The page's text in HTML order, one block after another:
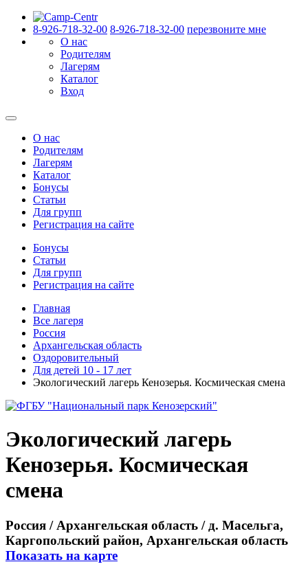
8-926-718-32-00 8-926-718-32-00 перезвоните мне
О нас
Родителям
Лагерям
Каталог
Вход
О нас
Родителям
Лагерям
Каталог
Бонусы
Статьи
Для групп
Регистрация на сайте
Бонусы
Статьи
Для групп
Регистрация на сайте
Главная
Все лагеря
Россия
Архангельская область
Оздоровительный
Для детей 10 - 17 лет
Экологический лагерь Кенозерья. Космическая смена
Экологический лагерь
Кенозерья. Космическая
смена
Россия / Архангельская область / д. Масельга,
Каргопольский район, Архангельская область
Показать на карте